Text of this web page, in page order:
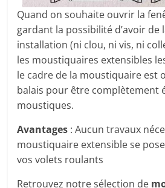
Quand on souhaite ouvrir la
gardant la possibilité d’avoir de
installation (ni clou, ni vis, ni
les moustiquaires extensibles
le cadre de la moustiquaire est
balais pour être complètement
moustiques.
Avantages : Aucun travaux
moustiquaire extensible se
vos volets roulants
Retrouvez notre sélection de